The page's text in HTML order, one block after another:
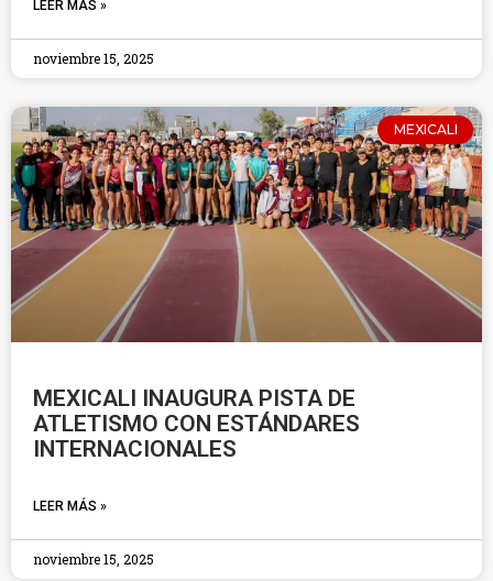
LEER MÁS »
noviembre 15, 2025
MEXICALI
MEXICALI INAUGURA PISTA DE
ATLETISMO CON ESTÁNDARES
INTERNACIONALES
LEER MÁS »
noviembre 15, 2025